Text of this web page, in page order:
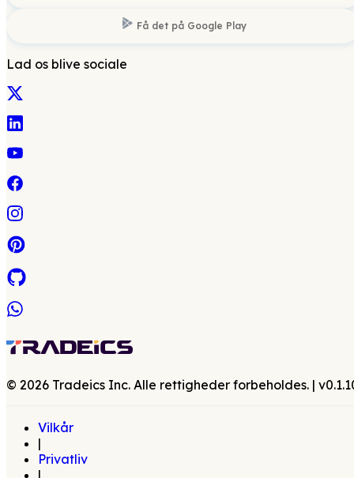
Få det på Google Play
Lad os blive sociale
© 2026 Tradeics Inc. Alle rettigheder forbeholdes. | v
Vilkår
|
Privatliv
|